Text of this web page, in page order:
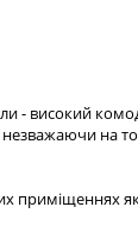
- високий
на
приміщеннях